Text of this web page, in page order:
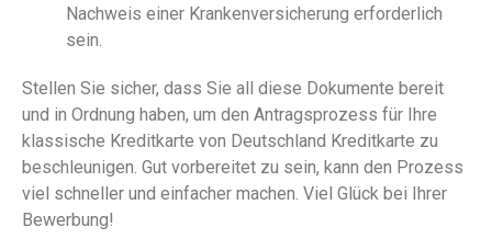
Nachweis einer Krankenversicherung erforderlich
sein.
Stellen Sie sicher, dass Sie all diese Dokumente bereit
und in Ordnung haben, um den Antragsprozess für Ihre
klassische Kreditkarte von Deutschland Kreditkarte zu
beschleunigen. Gut vorbereitet zu sein, kann den Prozess
viel schneller und einfacher machen. Viel Glück bei Ihrer
Bewerbung!